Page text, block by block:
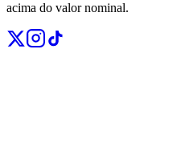
acima do valor nominal.